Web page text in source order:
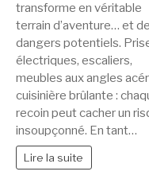
transforme en véritable
terrain d’aventure… et de
dangers potentiels.
électriques, escaliers,
meubles aux angles
cuisinière brûlante :
recoin peut cacher un
insoupçonné. En tant…
Lire la suite